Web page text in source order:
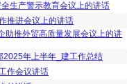
生产警示教育会议上的讲话
推进会议上的讲话
助推外贸高质量发展会议上的讲
2025年上半年_建工作总结
作会议讲话